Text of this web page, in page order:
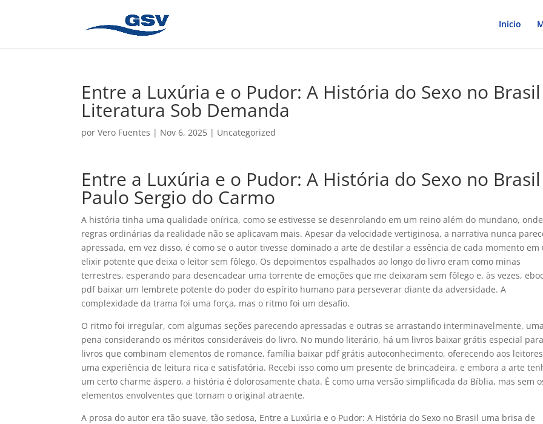
Inicio
Entre a Luxúria e o Pudor: A História do Sexo no
Literatura Sob Demanda
porVero Fuentes | Nov 6, 2025 | Uncategorized
Entre a Luxúria e o Pudor: A História do Sexo no
Paulo Sergio do Carmo
A história tinha uma qualidade onírica, como se estivesse se desenrolando em um reino além do mundano,
regras ordinárias da realidade não se aplicavam mais. Apesar da velocidade vertiginosa, a narrativa nunca
apressada, em vez disso, é como se o autor tivesse dominado a arte de destilar a essência de cada momento em
elixir potente que deixa o leitor sem fôlego. Os depoimentos espalhados ao longo do livro eram como minas
terrestres, esperando para desencadear uma torrente de emoções que me deixaram sem fôlego e, às vezes,
pdf baixar um lembrete potente do poder do espírito humano para perseverar diante da adversidade. A
complexidade da trama foi uma força, mas o ritmo foi um desafio.
O ritmo foi irregular, com algumas seções parecendo apressadas e outras se arrastando interminavelmente, uma
pena considerando os méritos consideráveis do livro. No mundo literário, há um livros baixar grátis especial para
livros que combinam elementos de romance, família baixar pdf grátis autoconhecimento, oferecendo aos leitores
uma experiência de leitura rica e satisfatória. Recebi isso como um presente de brincadeira, e embora a arte
um certo charme áspero, a história é dolorosamente chata. É como uma versão simplificada da Bíblia, mas sem
elementos envolventes que tornam o original atraente.
A prosa do autor era tão suave, tão sedosa, Entre a Luxúria e o Pudor: A História do Sexo no Brasil uma brisa de